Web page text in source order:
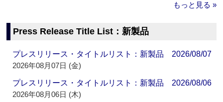
もっと見る »
Press Release Title List：新製品
プレスリリース・タイトルリスト：新製品 2026/08/07
2026年08月07日 (金)
プレスリリース・タイトルリスト：新製品 2026/08/06
2026年08月06日 (木)